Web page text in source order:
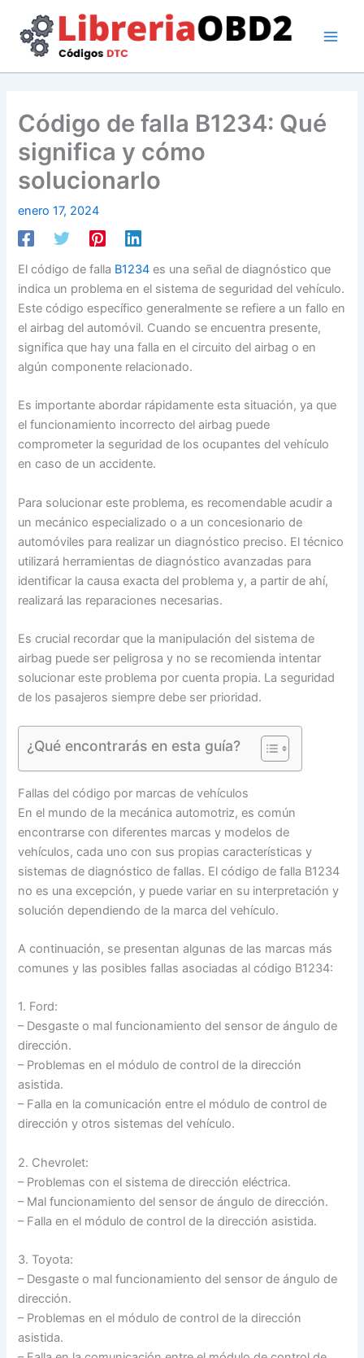
contenido
Código de falla B1234: Qué
significa y cómo
solucionarlo
enero 17, 2024
El código de falla B1234 es una señal de diagnóstico que
indica un problema en el sistema de seguridad del vehículo.
Este código específico generalmente se refiere a un fallo en
el airbag del automóvil. Cuando se encuentra presente,
significa que hay una falla en el circuito del airbag o en
algún componente relacionado.
Es importante abordar rápidamente esta situación, ya que
el funcionamiento incorrecto del airbag puede
comprometer la seguridad de los ocupantes del vehículo
en caso de un accidente.
Para solucionar este problema, es recomendable acudir a
un mecánico especializado o a un concesionario de
automóviles para realizar un diagnóstico preciso. El técnico
utilizará herramientas de diagnóstico avanzadas para
identificar la causa exacta del problema y, a partir de ahí,
realizará las reparaciones necesarias.
Es crucial recordar que la manipulación del sistema de
airbag puede ser peligrosa y no se recomienda intentar
solucionar este problema por cuenta propia. La seguridad
de los pasajeros siempre debe ser prioridad.
¿Qué encontrarás en esta guía?
Fallas del código por marcas de vehículos
En el mundo de la mecánica automotriz, es común
encontrarse con diferentes marcas y modelos de
vehículos, cada uno con sus propias características y
sistemas de diagnóstico de fallas. El código de falla B1234
no es una excepción, y puede variar en su interpretación y
solución dependiendo de la marca del vehículo.
A continuación, se presentan algunas de las marcas más
comunes y las posibles fallas asociadas al código B1234:
1. Ford:
– Desgaste o mal funcionamiento del sensor de ángulo de
dirección.
– Problemas en el módulo de control de la dirección
asistida.
– Falla en la comunicación entre el módulo de control de
dirección y otros sistemas del vehículo.
2. Chevrolet:
– Problemas con el sistema de dirección eléctrica.
– Mal funcionamiento del sensor de ángulo de dirección.
– Falla en el módulo de control de la dirección asistida.
3. Toyota:
– Desgaste o mal funcionamiento del sensor de ángulo de
dirección.
– Problemas en el módulo de control de la dirección
asistida.